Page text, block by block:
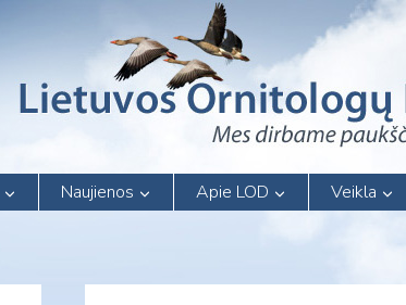
Naujienos Apie LOD Veikla